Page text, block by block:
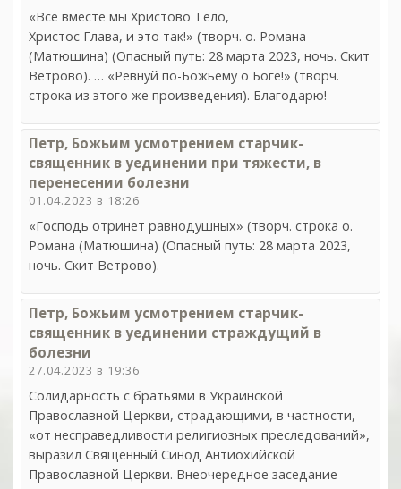
«Все вместе мы Христово Тело,
Христос Глава, и это так!» (творч. о. Романа
(Матюшина) (Опасный путь: 28 марта 2023, ночь. Скит
Ветрово). … «Ревнуй по-Божьему о Боге!» (творч.
строка из этого же произведения). Благодарю!
Петр, Божьим усмотрением старчик-
священник в уединении при тяжести, в
перенесении болезни
01.04.2023 в 18:26
«Господь отринет равнодушных» (творч. строка о.
Романа (Матюшина) (Опасный путь: 28 марта 2023,
ночь. Скит Ветрово).
Петр, Божьим усмотрением старчик-
священник в уединении страждущий в
болезни
27.04.2023 в 19:36
Солидарность с братьями в Украинской
Православной Церкви, страдающими, в частности,
«от несправедливости религиозных преследований»,
выразил Священный Синод Антиохийской
Православной Церкви. Внеочередное заседание